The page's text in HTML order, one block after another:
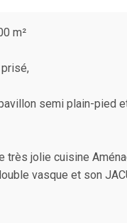
m²
semi plain-pied
très jolie cuisine
vasque et son